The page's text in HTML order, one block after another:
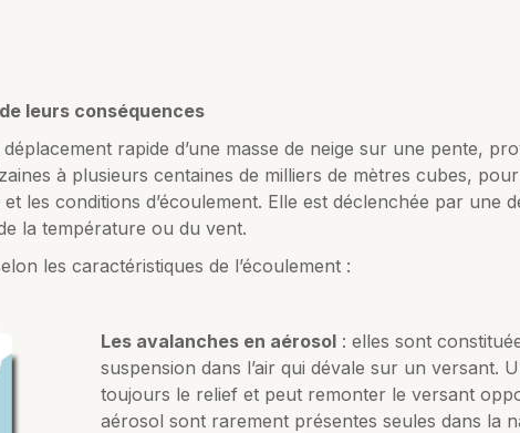
leurs conséquences
rapide d’une masse de neige sur une pente,
à plusieurs centaines de milliers de mètres cubes,
les conditions d’écoulement. Elle est déclenchée par une
la température ou du vent.
les caractéristiques de l’écoulement :
Les avalanches en aérosol : elles sont
suspension dans l’air qui dévale sur un versant.
toujours le relief et peut remonter le versant
aérosol sont rarement présentes seules dans la